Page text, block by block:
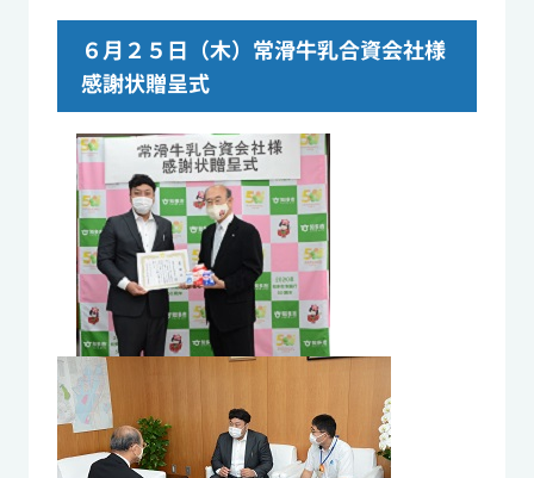
６月２５日（木）常滑牛乳合資会社様
感謝状贈呈式